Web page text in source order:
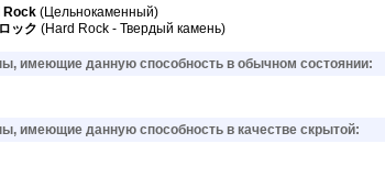
Rock(Цельнокаменный)
ック (Hard Rock - Твердый камень)
имеющие данную способность в обычном состоянии:
имеющие данную способность в качестве скрытой: